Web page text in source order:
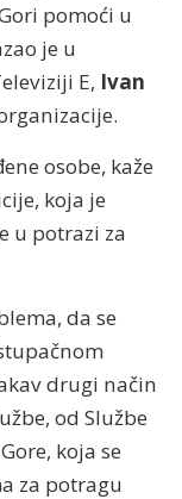
pomoći u
je u
E, Ivan
osobe, kaže
koja je
u potrazi za
da se
drugi način
od Službe
koja se
za potragu